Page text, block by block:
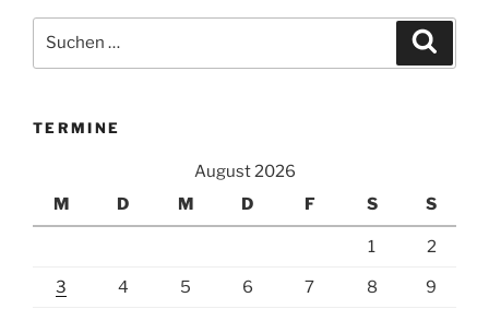
nach:
TERMINE
August 2026
M
D M D F S S
1 2
3 4 5 6 7 8 9